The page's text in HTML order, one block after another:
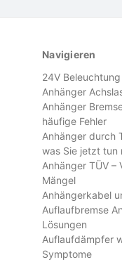
Navigieren
24V
Anhänger
Anhänger
häufige Fehler
Anhänger durch
was Sie jetzt tun
Anhänger TÜV
Mängel
Anhängerkabel
Auflaufbremse
Lösungen
Auflaufdämpfer
Symptome